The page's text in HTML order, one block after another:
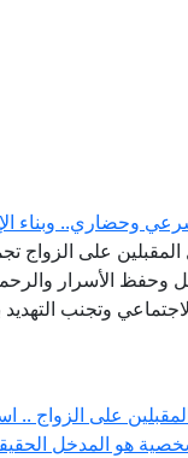
وحضاري.. وبناء
المقبلين على الزواج
وحفظ الأسرار
وتجنب
على الزواج ..
هو المدخل